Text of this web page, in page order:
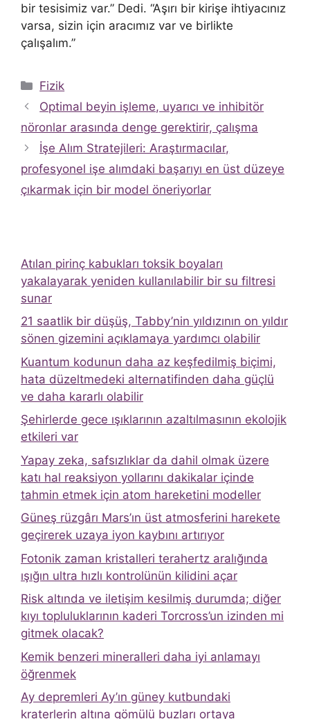
bir tesisimiz var.” Dedi. “Aşırı bir kirişe ihtiyacınız
varsa, sizin için aracımız var ve birlikte
çalışalım.”
Kategoriler
Fizik
Optimal beyin işleme, uyarıcı ve inhibitör
nöronlar arasında denge gerektirir, çalışma
İşe Alım Stratejileri: Araştırmacılar,
profesyonel işe alımdaki başarıyı en üst düzeye
çıkarmak için bir model öneriyorlar
Atılan pirinç kabukları toksik boyaları
yakalayarak yeniden kullanılabilir bir su filtresi
sunar
21 saatlik bir düşüş, Tabby’nin yıldızının on yıldır
sönen gizemini açıklamaya yardımcı olabilir
Kuantum kodunun daha az keşfedilmiş biçimi,
hata düzeltmedeki alternatifinden daha güçlü
ve daha kararlı olabilir
Şehirlerde gece ışıklarının azaltılmasının ekolojik
etkileri var
Yapay zeka, safsızlıklar da dahil olmak üzere
katı hal reaksiyon yollarını dakikalar içinde
tahmin etmek için atom hareketini modeller
Güneş rüzgârı Mars’ın üst atmosferini harekete
geçirerek uzaya iyon kaybını artırıyor
Fotonik zaman kristalleri terahertz aralığında
ışığın ultra hızlı kontrolünün kilidini açar
Risk altında ve iletişim kesilmiş durumda; diğer
kıyı topluluklarının kaderi Torcross’un izinden mi
gitmek olacak?
Kemik benzeri mineralleri daha iyi anlamayı
öğrenmek
Ay depremleri Ay’ın güney kutbundaki
kraterlerin altına gömülü buzları ortaya